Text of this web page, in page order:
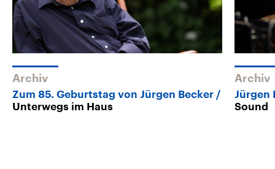
Archiv
Zum 85. Geburtstag von Jürgen Becker
Unterwegs im Haus
Archiv
Jürgen
Sound